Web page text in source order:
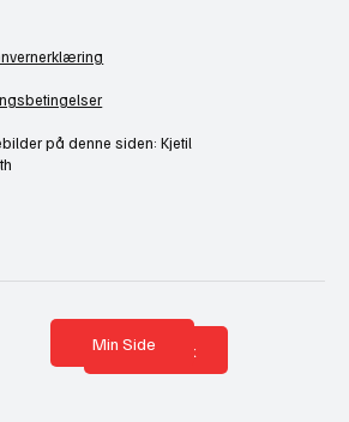
på denne siden: Kjetil
Nettbutikk
Min Side